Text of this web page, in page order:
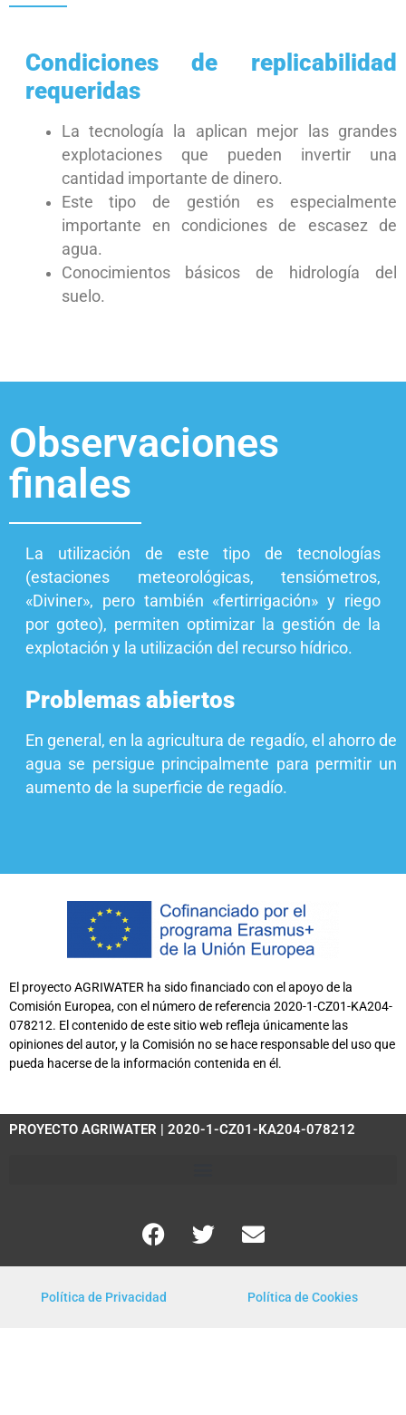
Condiciones de replicabilidad
requeridas
La tecnología la aplican mejor las grandes
explotaciones que pueden invertir una
cantidad importante de dinero.
Este tipo de gestión es especialmente
importante en condiciones de escasez de
agua.
Conocimientos básicos de hidrología del
suelo.
Observaciones
finales
La utilización de este tipo de tecnologías
(estaciones meteorológicas, tensiómetros,
«Diviner», pero también «fertirrigación» y riego
por goteo), permiten optimizar la gestión de la
explotación y la utilización del recurso hídrico.
Problemas abiertos
En general, en la agricultura de regadío, el ahorro de
agua se persigue principalmente para permitir un
aumento de la superficie de regadío.
El proyecto AGRIWATER ha sido financiado con el apoyo de la
Comisión Europea, con el número de referencia 2020-1-CZ01-KA204-
078212. El contenido de este sitio web refleja únicamente las
opiniones del autor, y la Comisión no se hace responsable del uso que
pueda hacerse de la información contenida en él.
PROYECTO AGRIWATER | 2020-1-CZ01-KA204-078212
Política de Privacidad Política de Cookies